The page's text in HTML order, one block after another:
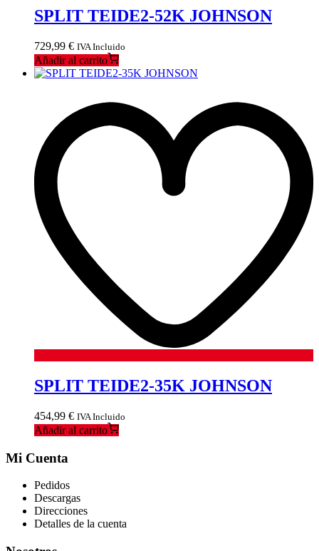
SPLIT TEIDE2-52K JOHNSON
729,99 € IVA Incluido
Añadir al carrito
SPLIT TEIDE2-35K JOHNSON
454,99 € IVA Incluido
Añadir al carrito
Mi Cuenta
Pedidos
Descargas
Direcciones
Detalles de la cuenta